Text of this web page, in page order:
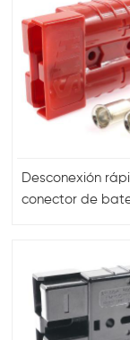
Desconexión
conector de
indicadores 120a